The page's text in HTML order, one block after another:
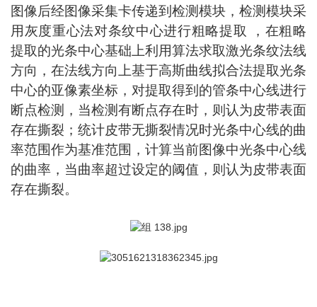
图像后经图像采集卡传递到检测模块，检测模块采
用灰度重心法对条纹中心进行粗略提取 ，在粗略
提取的光条中心基础上利用算法求取激光条纹法线
方向，在法线方向上基于高斯曲线拟合法提取光条
中心的亚像素坐标，对提取得到的管条中心线进行
断点检测，当检测有断点存在时，则认为皮带表面
存在撕裂；统计皮带无撕裂情况时光条中心线的曲
率范围作为基准范围，计算当前图像中光条中心线
的曲率，当曲率超过设定的阈值，则认为皮带表面
存在撕裂。